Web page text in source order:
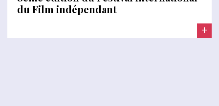
du Film indépendant
+